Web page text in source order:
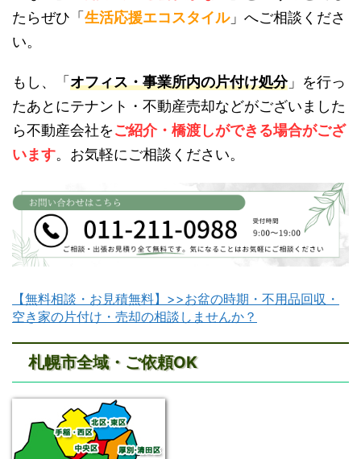
たらぜひ「生活応援エコスタイル」へご相談くださ
い。
もし、「オフィス・事業所内の片付け処分」を行っ
たあとにテナント・不動産売却などがございました
ら不動産会社をご紹介・橋渡しができる場合がござ
います。お気軽にご相談ください。
【無料相談・お見積無料】>>お盆の時期・不用品回収・
空き家の片付け・売却の相談しませんか？
札幌市全域・ご依頼OK